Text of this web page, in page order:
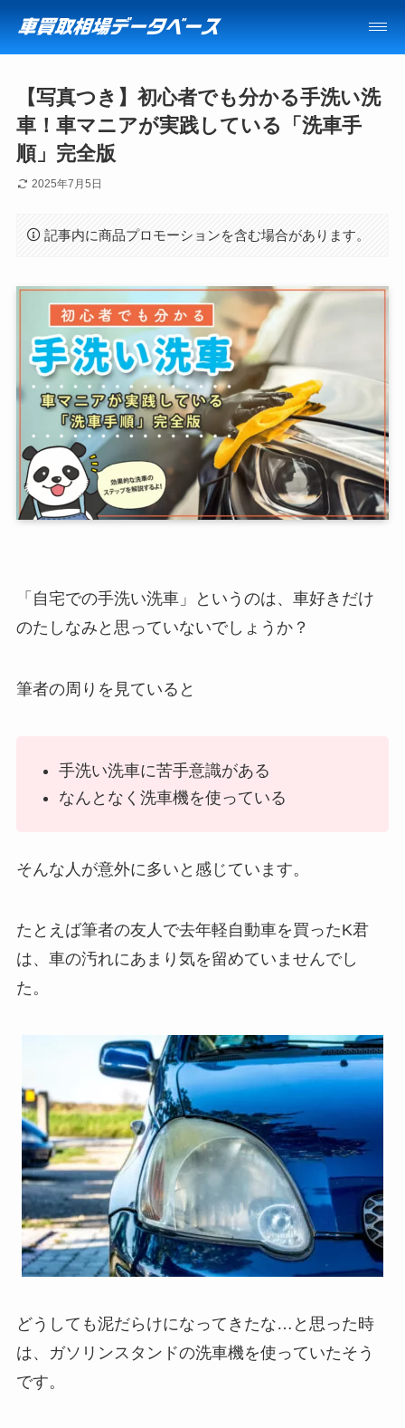
【写真つき】初心者でも分かる手洗い洗
車！車マニアが実践している「洗車手
順」完全版
2025年7月5日
記事内に商品プロモーションを含む場合があります。
「自宅での手洗い洗車」というのは、車好きだけ
のたしなみと思っていないでしょうか？
筆者の周りを見ていると
手洗い洗車に苦手意識がある
なんとなく洗車機を使っている
そんな人が意外に多いと感じています。
たとえば筆者の友人で去年軽自動車を買ったK君
は、車の汚れにあまり気を留めていませんでし
た。
どうしても泥だらけになってきたな…と思った時
は、ガソリンスタンドの洗車機を使っていたそう
です。